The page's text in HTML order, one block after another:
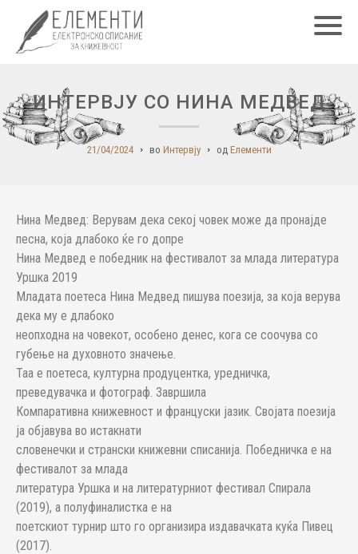
ИНТЕРВЈУ СО НИНА МЕДВЕД
21/04/2024 во Интервју од Елементи
Нина Медвед: Верувам дека секој човек може да пронајде
песна, која длабоко ќе го допре
Нина Медвед е победник на фестивалот за млада литература
Уршка 2019
Младата поетеса Нина Медвед пишува поезија, за која верува
дека му е длабоко
неопходна на човекот, особено денес, кога се соочува со
губење на духовното значење.
Таа е поетеса, културна продуцентка, уредничка,
преведувачка и фотограф. Завршила
Компаративна книжевност и француски јазик. Својата поезија
ја објавува во истакнати
словенечки и странски книжевни списанија. Победничка е на
фестивалот за млада
литература Уршка и на литературниот фестивал Спирала
(2019), а полуфиналистка е на
поетскиот турнир што го организира издавачката куќа Пивец
(2017).